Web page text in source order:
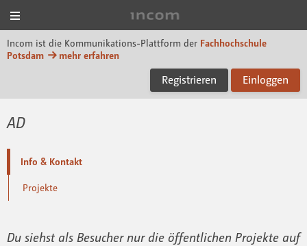
Incom ist die Kommunikations-Plattform der Fachhochschule
Potsdam
mehr erfahren
Registrieren Einloggen
AD
Info & Kontakt
Projekte
Du siehst als Besucher nur die öffentlichen Projekte auf